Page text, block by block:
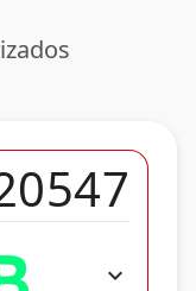
expand_more